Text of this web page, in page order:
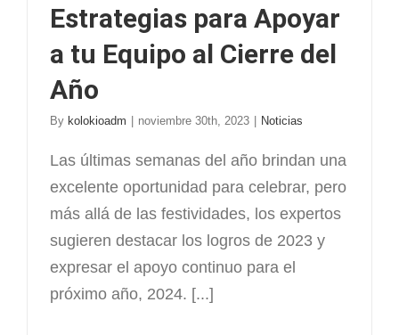
Estrategias para Apoyar
a tu Equipo al Cierre del
Año
By kolokioadm noviembre 30th, 2023 Noticias
Las últimas semanas del año brindan una
excelente oportunidad para celebrar, pero
más allá de las festividades, los expertos
sugieren destacar los logros de 2023 y
expresar el apoyo continuo para el
próximo año, 2024. [...]